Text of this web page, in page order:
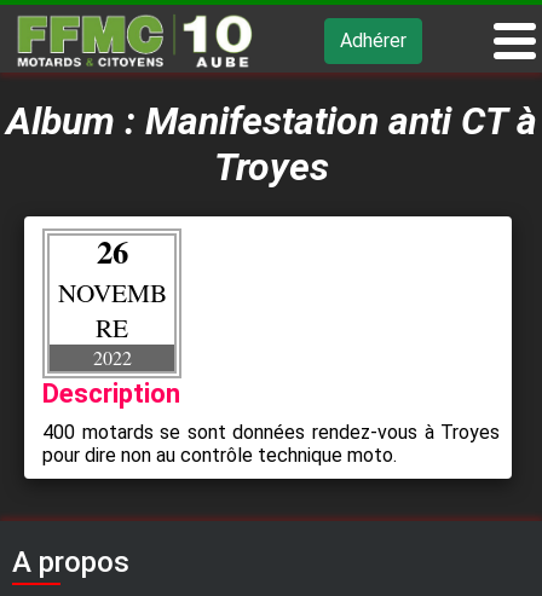
Adhérer
Album : Manifestation anti CT à
Troyes
26
NOVEMB
RE
2022
Description
400 motards se sont données rendez-vous à Troyes
pour dire non au contrôle technique moto.
A propos